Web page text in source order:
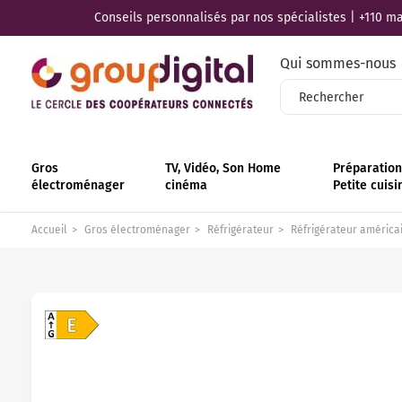
Conseils personnalisés par nos spécialistes | +110
Qui sommes-nous
Gros
électroménager
TV, Vidéo, Son Home
cinéma
Petite
Accueil Gros électroménager Réfrigérateur Réfrigérateur